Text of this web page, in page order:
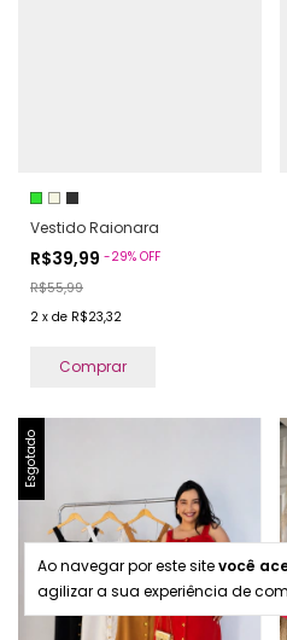
Ao navegar por este sitevocê
agilizar a sua experiência de
Vestido Raionara
R$39,99 -29% OFF
R$55,99
2 x de R$23,32
Comprar
Esgotado